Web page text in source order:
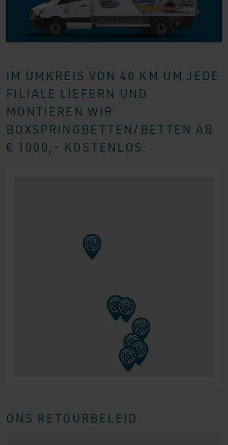
IM UMKREIS VON 40 KM UM JEDE
FILIALE LIEFERN UND
MONTIEREN WIR
BOXSPRINGBETTEN/BETTEN AB
€ 1000,- KOSTENLOS.
ONS RETOURBELEID